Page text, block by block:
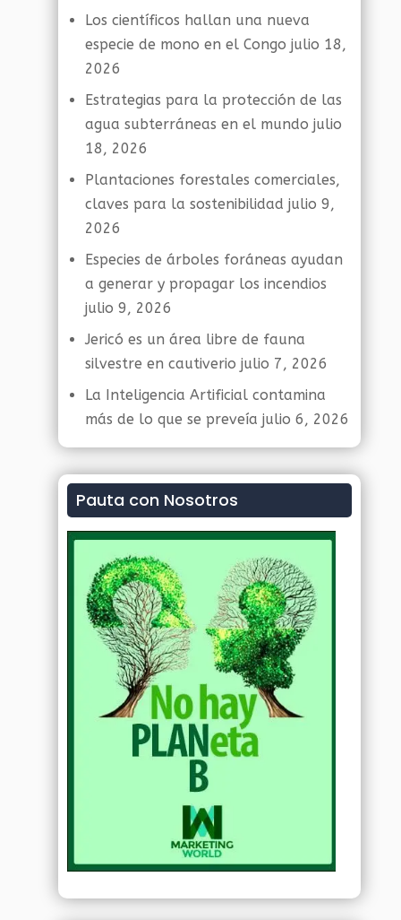
Los científicos hallan una nueva
especie de mono en el Congo julio 18,
2026
Estrategias para la protección de las
agua subterráneas en el mundo julio
18, 2026
Plantaciones forestales comerciales,
claves para la sostenibilidad julio 9,
2026
Especies de árboles foráneas ayudan
a generar y propagar los incendios
julio 9, 2026
Jericó es un área libre de fauna
silvestre en cautiverio julio 7, 2026
La Inteligencia Artificial contamina
más de lo que se preveía julio 6, 2026
Pauta con Nosotros